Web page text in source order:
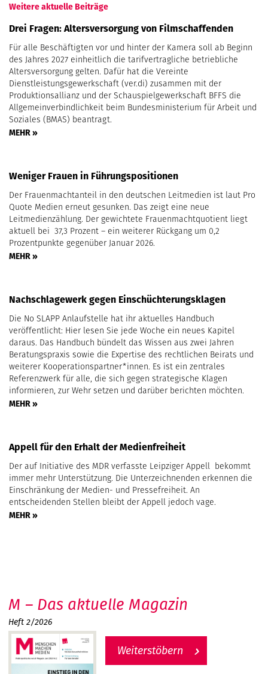
Weitere aktuelle Beiträge
Drei Fragen: Altersversorgung von Filmschaffenden
Für alle Beschäftigten vor und hinter der Kamera soll ab Beginn
des Jahres 2027 einheitlich die tarifvertragliche betriebliche
Altersversorgung gelten. Dafür hat die Vereinte
Dienstleistungsgewerkschaft (ver.di) zusammen mit der
Produktionsallianz und der Schauspielgewerkschaft BFFS die
Allgemeinverbindlichkeit beim Bundesministerium für Arbeit und
Soziales (BMAS) beantragt.
MEHR »
Weniger Frauen in Führungspositionen
Der Frauenmachtanteil in den deutschen Leitmedien ist laut Pro
Quote Medien erneut gesunken. Das zeigt eine neue
Leitmedienzählung. Der gewichtete Frauenmachtquotient liegt
aktuell bei 37,3 Prozent – ein weiterer Rückgang um 0,2
Prozentpunkte gegenüber Januar 2026.
MEHR »
Nachschlagewerk gegen Einschüchterungsklagen
Die No SLAPP Anlaufstelle hat ihr aktuelles Handbuch
veröffentlicht: Hier lesen Sie jede Woche ein neues Kapitel
daraus. Das Handbuch bündelt das Wissen aus zwei Jahren
Beratungspraxis sowie die Expertise des rechtlichen Beirats und
weiterer Kooperationspartner*innen. Es ist ein zentrales
Referenzwerk für alle, die sich gegen strategische Klagen
informieren, zur Wehr setzen und darüber berichten möchten.
MEHR »
Appell für den Erhalt der Medienfreiheit
Der auf Initiative des MDR verfasste Leipziger Appell bekommt
immer mehr Unterstützung. Die Unterzeichnenden erkennen die
Einschränkung der Medien- und Pressefreiheit. An
entscheidenden Stellen bleibt der Appell jedoch vage.
MEHR »
M – Das aktuelle Magazin
Heft 2/2026
Weiterstöbern